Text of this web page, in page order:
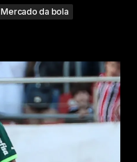
Mercado da bola